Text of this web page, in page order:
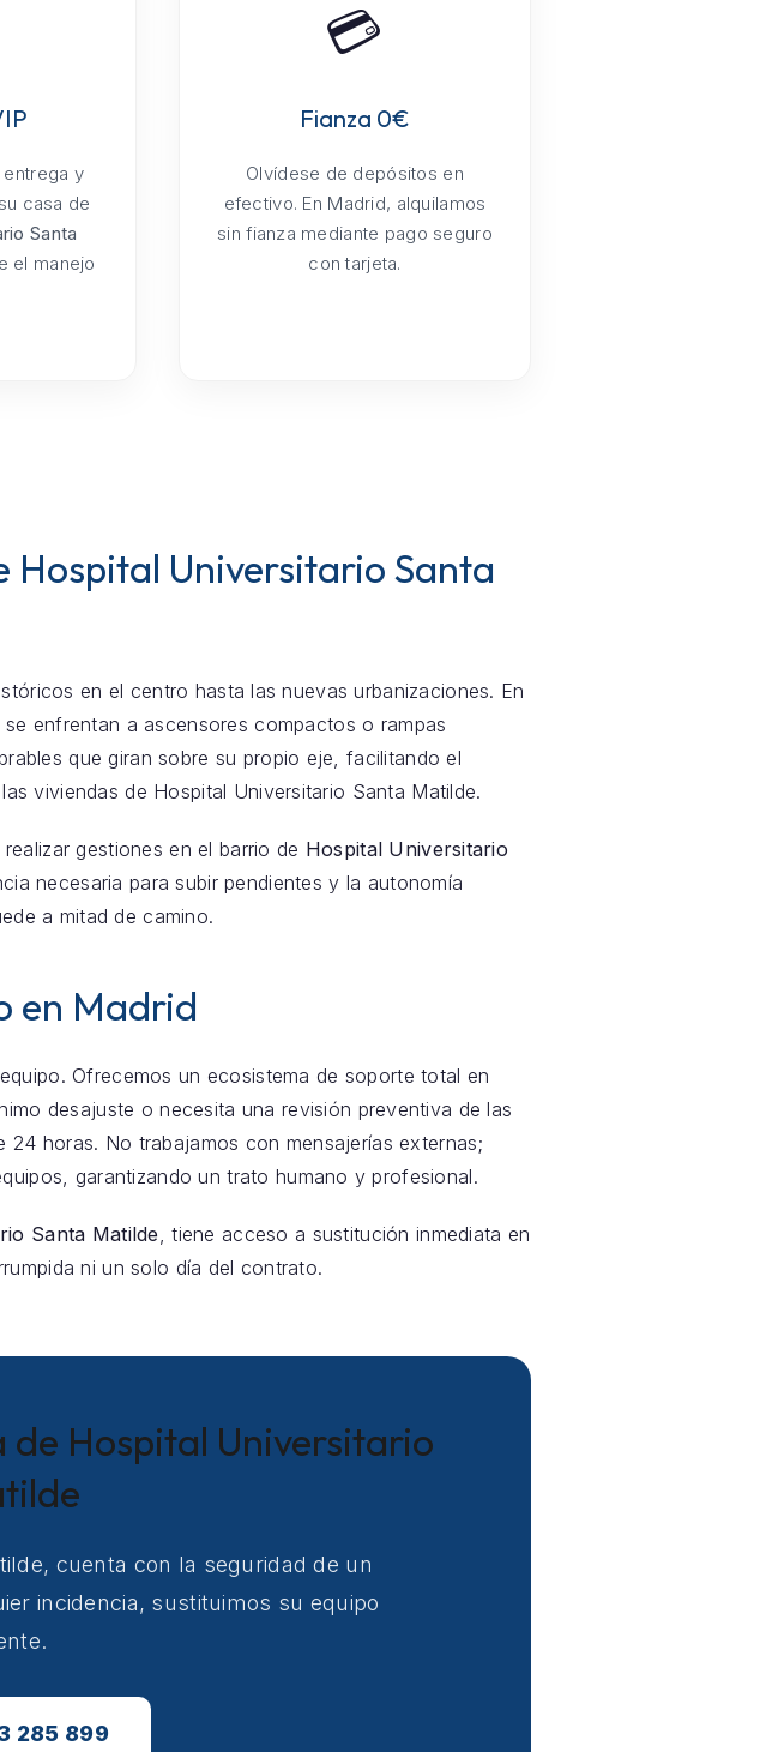
y
casa de
Santa
el manejo
💳
Fianza 0€
Olvídese de depósitos en
efectivo. En Madrid, alquilamos
sin fianza mediante pago seguro
con tarjeta.
Universitario Santa
en el centro hasta las nuevas urbanizaciones. En
se enfrentan a ascensores compactos o rampas
que giran sobre su propio eje, facilitando el
viviendas de Hospital Universitario Santa Matilde.
gestiones en el barrio de Hospital Universitario
necesaria para subir pendientes y la autonomía
a mitad de camino.
en Madrid
Ofrecemos un ecosistema de soporte total en
desajuste o necesita una revisión preventiva de las
horas. No trabajamos con mensajerías externas;
garantizando un trato humano y profesional.
Santa Matilde, tiene acceso a sustitución inmediata en
ni un solo día del contrato.
de Hospital Universitario
cuenta con la seguridad de un
incidencia, sustituimos su equipo
285 899